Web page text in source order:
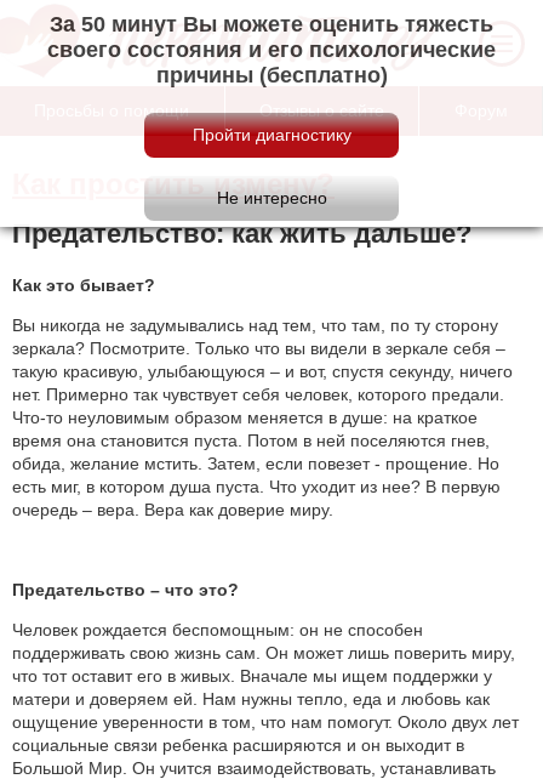
За 50 минут Вы можете оценить тяжесть
своего состояния и его психологические
причины (бесплатно)
Просьбы о помощи Отзывы о сайте
Как простить измену?
Предательство: как жить дальше?
Как это бывает?
Вы никогда не задумывались над тем, что там, по ту сторону
зеркала? Посмотрите. Только что вы видели в зеркале себя –
такую красивую, улыбающуюся – и вот, спустя секунду, ничего
нет. Примерно так чувствует себя человек, которого предали.
Что-то неуловимым образом меняется в душе: на краткое
время она становится пуста. Потом в ней поселяются гнев,
обида, желание мстить. Затем, если повезет - прощение. Но
есть миг, в котором душа пуста. Что уходит из нее? В первую
очередь – вера. Вера как доверие миру.
Предательство – что это?
Человек рождается беспомощным: он не способен
поддерживать свою жизнь сам. Он может лишь поверить миру,
что тот оставит его в живых. Вначале мы ищем поддержки у
матери и доверяем ей. Нам нужны тепло, еда и любовь как
ощущение уверенности в том, что нам помогут. Около двух лет
социальные связи ребенка расширяются и он выходит в
Большой Мир. Он учится взаимодействовать, устанавливать